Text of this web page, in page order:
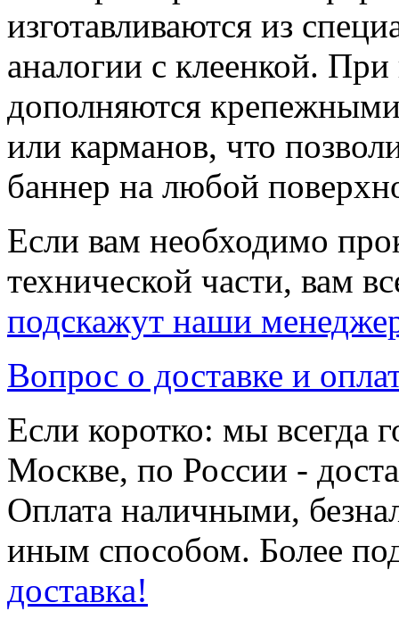
изготавливаются из
аналогии с клеенкой.
дополняются
или карманов, что
баннер на любой
Если вам необходимо
технической части, вам
подскажут наши
Вопрос о доставке и
Если коротко: мы всегда
Москве, по России -
Оплата наличными,
иным способом. Более
доставка!